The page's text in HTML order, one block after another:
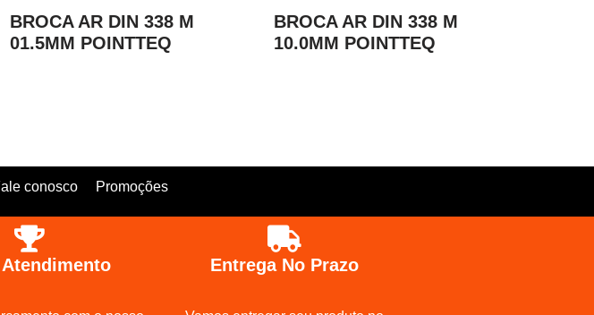
BROCA AR DIN 338 M
01.5MM POINTTEQ
BROCA AR DIN 338 M
10.0MM POINTTEQ
conosco Promoções
Entrega No Prazo